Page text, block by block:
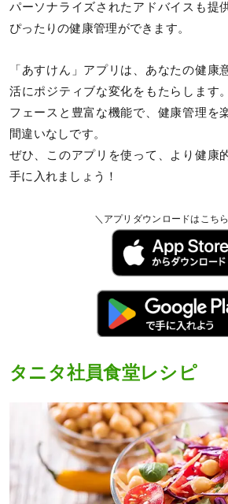
パーソナライズされたアドバイスも提
ぴったりの健康管理ができます。
「あすけん」アプリは、あなたの健康
活にポジティブな変化をもたらします
フェースと豊富な機能で、健康管理を
間違いなしです。
ぜひ、このアプリを使って、より健康
手に入れましょう！
＼アプリダウンロードはこち
タニタ社員食堂レシピ